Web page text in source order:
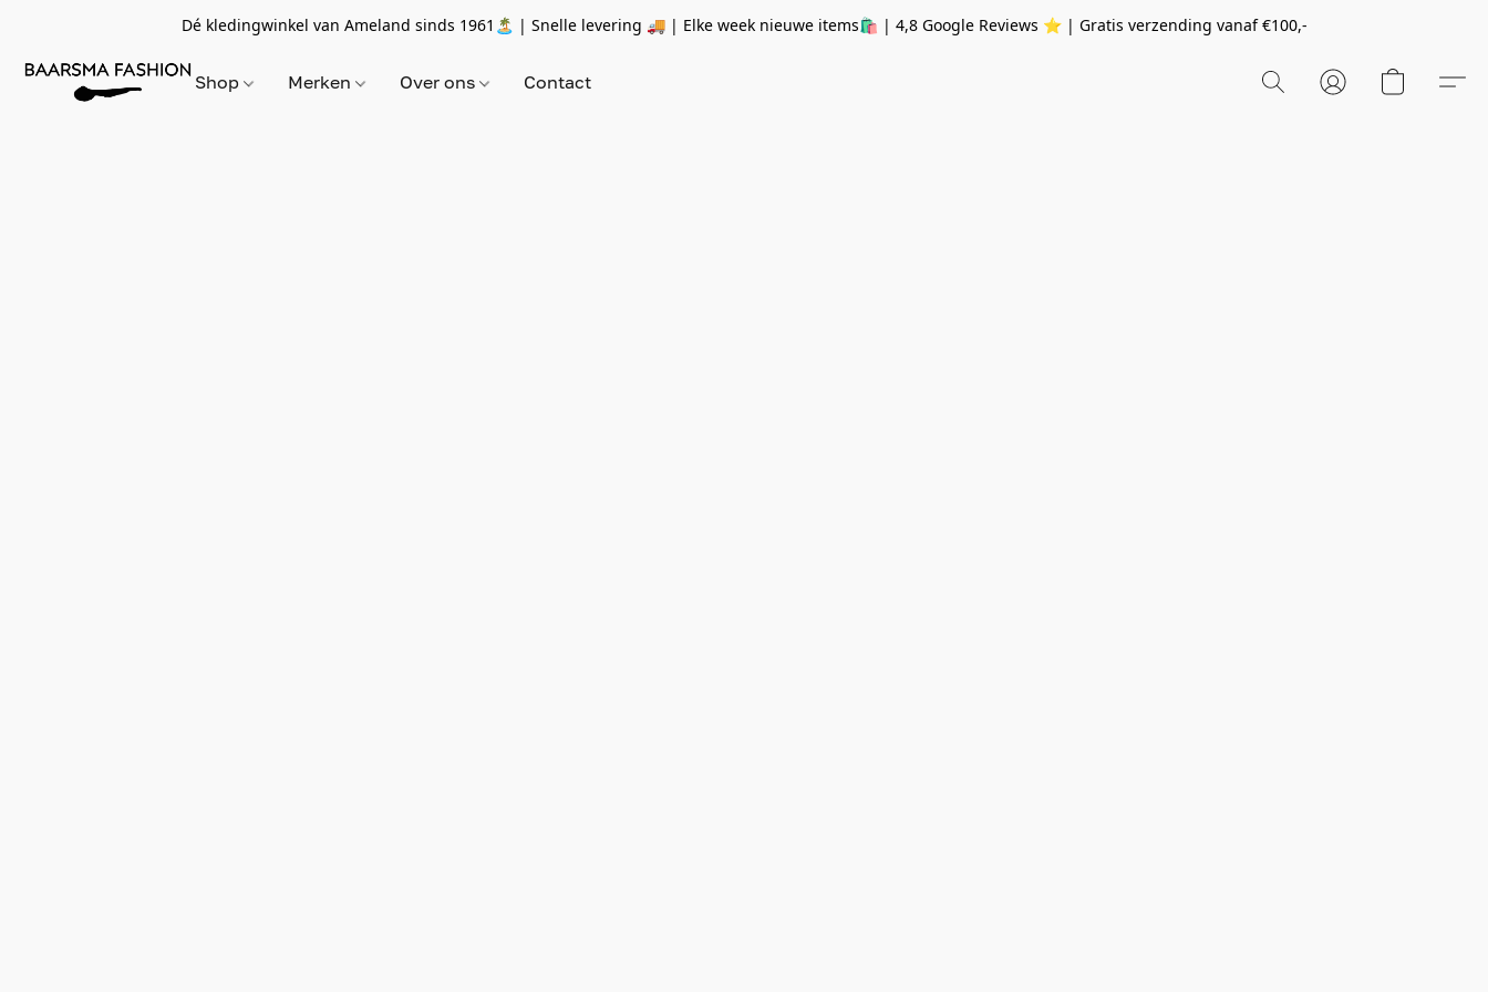
Dé kledingwinkel van Ameland sinds 1961🏝 | Snelle levering 🚚 | Elke week nieuwe items🛍 | 4,8 Google Reviews ⭐️ | Gratis verzending vanaf€100,-
Shop Merken Over ons Contact